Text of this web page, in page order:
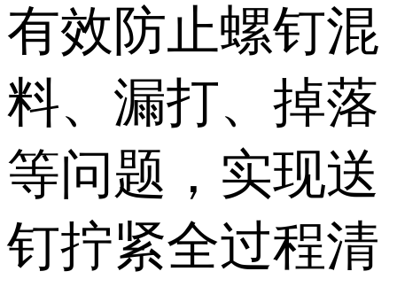
有效防止螺钉混
料、漏打、掉落
等问题，实现送
钉拧紧全过程清